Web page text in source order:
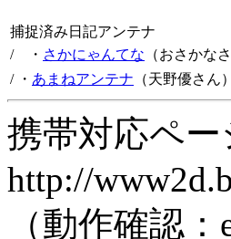
捕捉済み日記アンテナ
/ ・ さかにゃんてな （おさかなさ
/ ・ あまねアンテナ （天野優さん）
携帯対応ペー
http://
（動作確認